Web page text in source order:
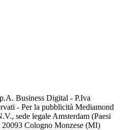
Business Digital - P.Iva
- Per la pubblicità Mediamond
sede legale Amsterdam (Paesi
Cologno Monzese (MI)